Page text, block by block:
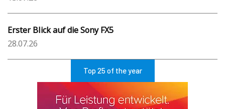
Erster Blick auf die Sony FX5
28.07.26
Top 25 of the year